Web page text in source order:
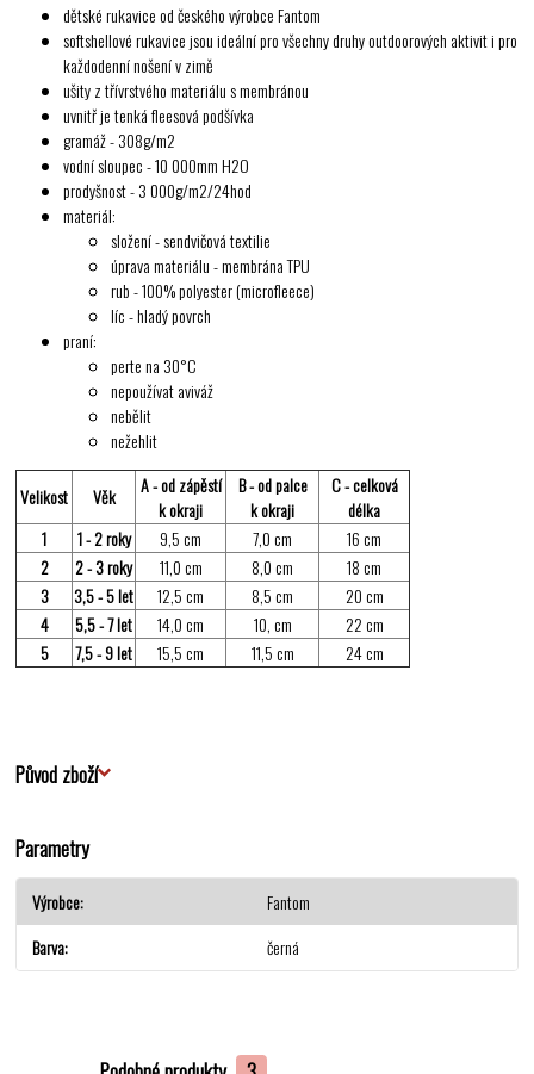
dětské rukavice od českého výrobce Fantom
softshellové rukavice jsou ideální pro všechny druhy outdoorových aktivit i pro
každodenní nošení v zimě
ušity z třívrstvého materiálu s membránou
uvnitř je tenká fleesová podšívka
gramáž - 308g/m2
vodní sloupec - 10 000mm H2O
prodyšnost - 3 000g/m2/24hod
materiál:
složení - sendvičová textilie
úprava materiálu - membrána TPU
rub - 100% polyester (microfleece)
líc - hladý povrch
praní:
perte na 30°C
nepoužívat aviváž
nebělit
nežehlit
Velikost Věk
A - od zápěstí
k okraji
B - od palce
k okraji
C - celková
délka
1
1 - 2 roky 9,5 cm 7,0 cm
16 cm
2
2 - 3 roky 11,0 cm 8,0 cm
18 cm
3
3,5 - 5 let 12,5 cm 8,5 cm
20 cm
4
5,5 - 7 let 14,0 cm 10, cm
22 cm
5
7,5 - 9 let 15,5 cm 11,5 cm 24 cm
Původ zboží
Parametry
Výrobce
Fantom
Barva
černá